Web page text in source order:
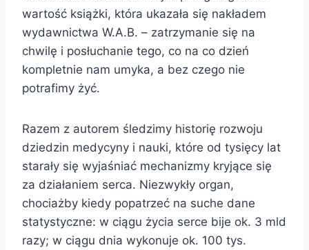
wartość książki, która ukazała się nakładem
wydawnictwa W.A.B. – zatrzymanie się na
chwilę i posłuchanie tego, co na co dzień
kompletnie nam umyka, a bez czego nie
potrafimy żyć.
Razem z autorem śledzimy historię rozwoju
dziedzin medycyny i nauki, które od tysięcy lat
starały się wyjaśniać mechanizmy kryjące się
za działaniem serca. Niezwykły organ,
chociażby kiedy popatrzeć na suche dane
statystyczne: w ciągu życia serce bije ok. 3 mld
razy; w ciągu dnia wykonuje ok. 100 tys.